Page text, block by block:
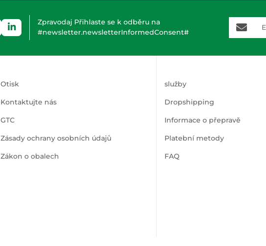
Zpravodaj Přihlaste se k odběru na
#newsletter.newsletterInformedConsent#
E-Mail-
Otisk
Kontaktujte nás
GTC
Zásady ochrany osobních údajů
Zákon o obalech
služby
Dropshipping
Informace o přepravě
Platební metody
FAQ